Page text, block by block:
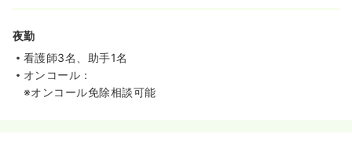
夜勤
看護師3名、助手1名
オンコール：
※オンコール免除相談可能